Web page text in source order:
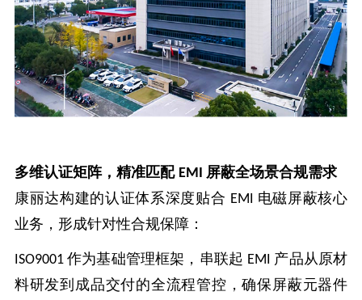
多维认证矩阵，精准匹配 EMI
屏蔽全场景合规需求
康丽达构建的认证体系深度贴合 EMI 电磁屏蔽核心
业务，形成针对性合规保障：
ISO9001作为基础管理框架，串联起 EMI 产品从原材
料研发到成品交付的全流程管控，确保屏蔽元器件